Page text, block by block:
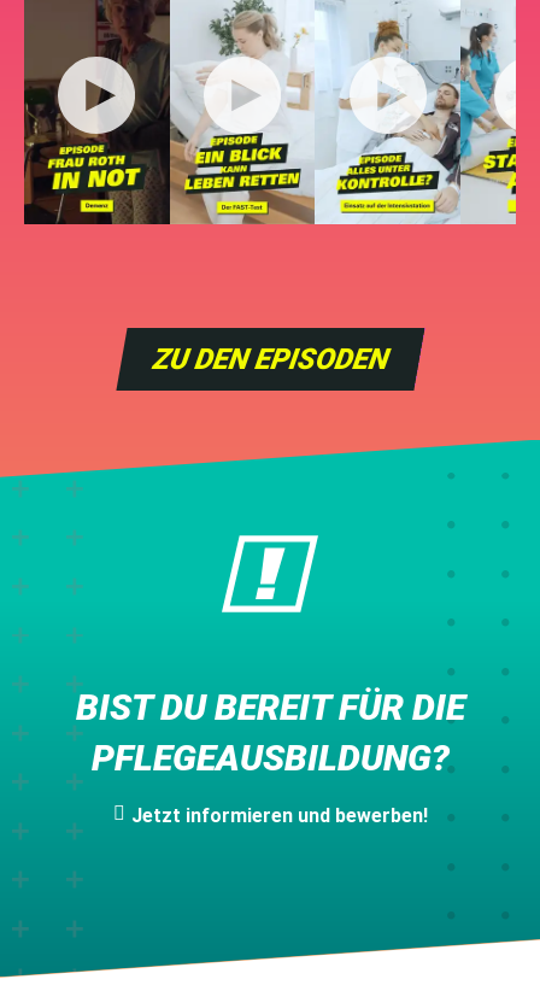
ZU DEN EPISODEN
BIST DU BEREIT FÜR DIE
PFLEGEAUSBILDUNG?
Jetzt informieren und bewerben!